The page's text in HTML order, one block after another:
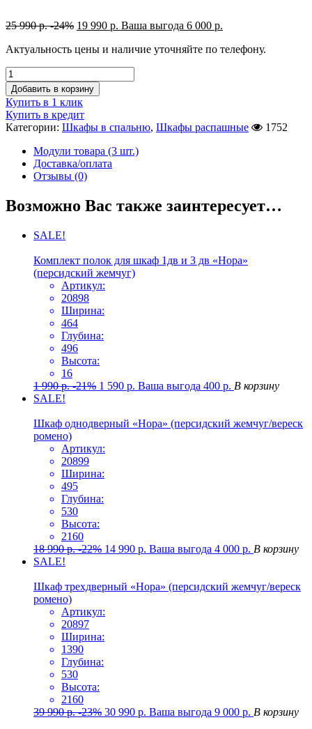
25 990р. -24% 19 990 р. Ваша выгода 6 000 р.
Актуальность цены и наличие уточняйте по телефону.
Добавить в корзину
Купить в 1 клик
Купить в кредит
Категории: Шкафы в спальню, Шкафы распашные
1752
Модули товара (3 шт.)
Доставка/оплата
Отзывы (0)
Возможно Вас также заинтересует…
SALE!
Комплект полок для шкаф 1дв и 3 дв «Нора»
(персидский жемчуг)
Артикул:
20898
Ширина:
464
Глубина:
496
Высота:
16
1 990р. -21% 1 590 р. Ваша выгода 400 р. В корзину
SALE!
Шкаф однодверный «Нора» (персидский жемчуг/вереск
ромено)
Артикул:
20899
Ширина:
495
Глубина:
530
Высота:
2160
18 990р. -22% 14 990 р. Ваша выгода 4 000 р. В корзину
SALE!
Шкаф трехдверный «Нора» (персидский жемчуг/вереск
ромено)
Артикул:
20897
Ширина:
1390
Глубина:
530
Высота:
2160
39 990р. -23% 30 990 р. Ваша выгода 9 000 р. В корзину